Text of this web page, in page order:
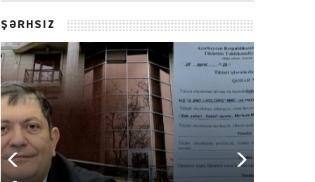
16:21
manatı keçib
15:21
Sabah 39 dərəcə isti olacaq
14:18
Prezident Pakistana və Malayziyaya
səfir təyin etdi
14:00
Azərbaycan Beynəlxalq İnvestisiya
Forumunun Təşkilat Komitəsi yaradılıb
ŞƏRHSİZ